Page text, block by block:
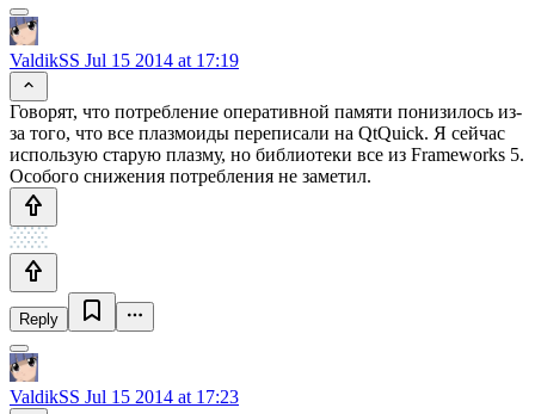
ValdikSS Jul 15 2014 at 17:19
Говорят, что потребление оперативной памяти понизилось из-
за того, что все плазмоиды переписали на QtQuick. Я сейчас
использую старую плазму, но библиотеки все из Frameworks 5.
Особого снижения потребления не заметил.
Reply
ValdikSS Jul 15 2014 at 17:23